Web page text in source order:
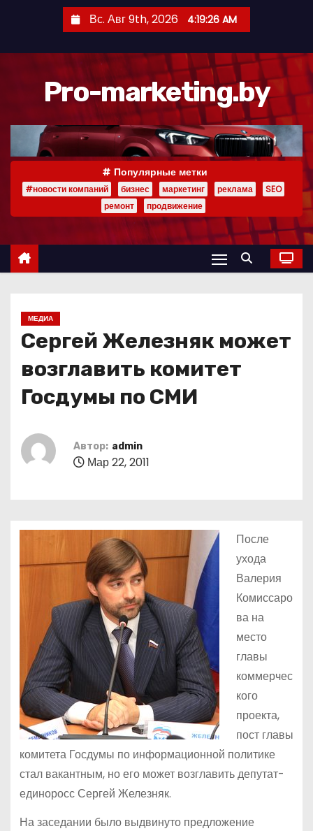
р
Вс. Авг 9th, 2026 4:19:27 AM
Pro-marketing.by
Популярные метки
#новости компаний бизнес маркетинг реклама
SEO
ремонт
продвижение
МЕДИА
Сергей Железняк может
возглавить комитет
Госдумы по СМИ
Автор: admin
Мар 22, 2011
После
ухода
Валерия
Комиссаро
ва на
место
главы
коммерчес
кого
проекта,
пост главы
комитета Госдумы по информационной политике
стал вакантным, но его может возглавить депутат-
единоросс Сергей Железняк.
На заседании было выдвинуто предложение